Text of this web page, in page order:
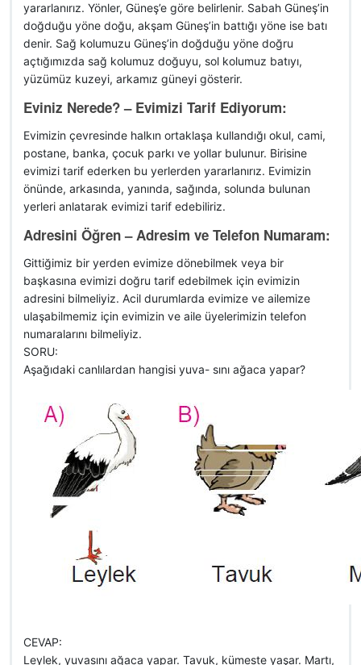
yararlanırız. Yönler, Güneş’e göre belirlenir. Sabah Güneş’in
doğduğu yöne doğu, akşam Güneş’in battığı yöne ise batı
denir. Sağ kolumuzu Güneş’in doğduğu yöne doğru
açtığımızda sağ kolumuz doğuyu, sol kolumuz batıyı,
yüzümüz kuzeyi, arkamız güneyi gösterir.
Eviniz Nerede? – Evimizi Tarif Ediyorum:
Evimizin çevresinde halkın ortaklaşa kullandığı okul, cami,
postane, banka, çocuk parkı ve yollar bulunur. Birisine
evimizi tarif ederken bu yerlerden yararlanırız. Evimizin
önünde, arkasında, yanında, sağında, solunda bulunan
yerleri anlatarak evimizi tarif edebiliriz.
Adresini Öğren – Adresim ve Telefon Numaram:
Gittiğimiz bir yerden evimize dönebilmek veya bir
başkasına evimizi doğru tarif edebilmek için evimizin
adresini bilmeliyiz. Acil durumlarda evimize ve ailemize
ulaşabilmemiz için evimizin ve aile üyelerimizin telefon
numaralarını bilmeliyiz.
SORU:
Aşağıdaki canlılardan hangisi yuva- sını ağaca yapar?
CEVAP:
Leylek, yuvasını ağaca yapar. Tavuk, kümeste yaşar. Martı,